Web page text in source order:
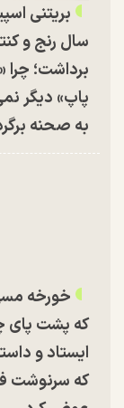
سال رنج و
برداشت؛ چرا
پاپ» دیگر
به صحنه
خورخه
که پشت پای
ایستاد و
که سرنوشت